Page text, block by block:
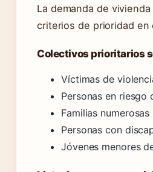
La demanda de
criterios de prioridad en
Colectivos prioritarios
Víctimas de
Personas en riesgo
Familias numerosas
Personas con
Jóvenes menores